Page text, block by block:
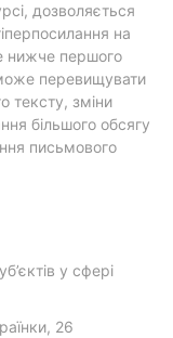
дозволяється
на
нижче першого
перевищувати
тексту, зміни
більшого обсягу
письмового
у сфері
26